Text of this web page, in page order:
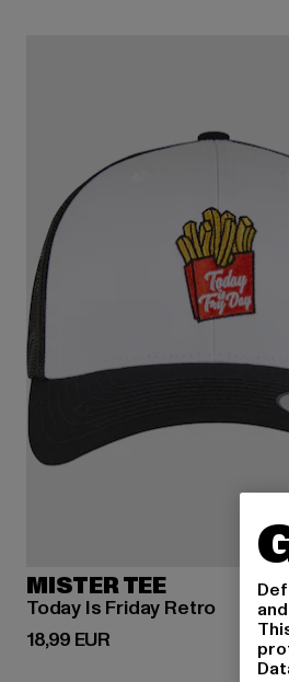
MISTER TEE
Today Is Friday Retro
18,99 EUR
Derzeitiger Preis: 18,99 EUR